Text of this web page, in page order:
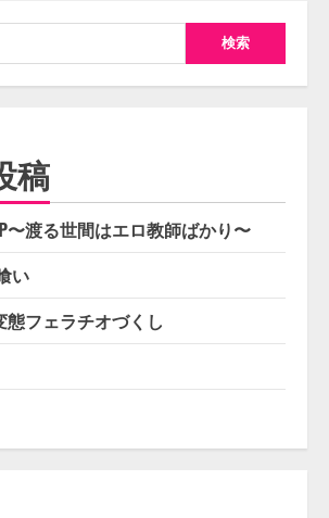
稿
〜渡る世間はエロ教師ばかり〜
い
態フェラチオづくし